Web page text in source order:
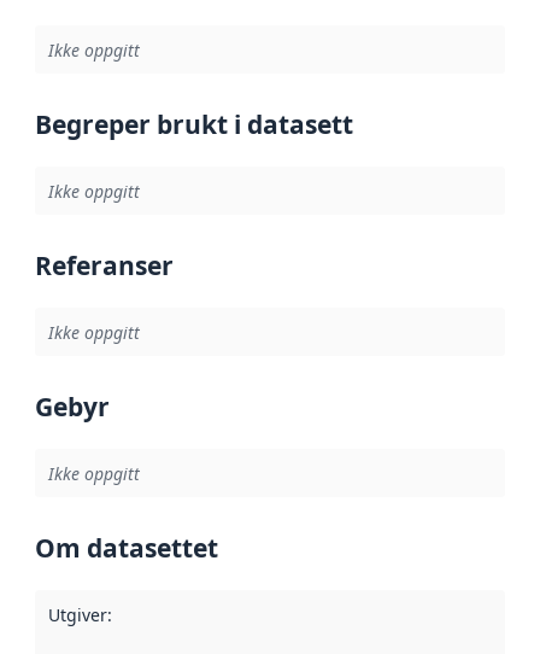
Ikke oppgitt
Begreper brukt i datasett
Ikke oppgitt
Referanser
Ikke oppgitt
Gebyr
Ikke oppgitt
Om datasettet
Utgiver: